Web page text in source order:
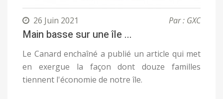
26 Juin 2021 Par : GXC
Main basse sur une île ...
Le Canard enchaîné a publié un article qui met
en exergue la façon dont douze familles
tiennent l'économie de notre île.